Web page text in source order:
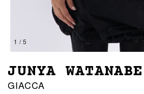
1 / 5
JUNYA WATANABE
GIACCA